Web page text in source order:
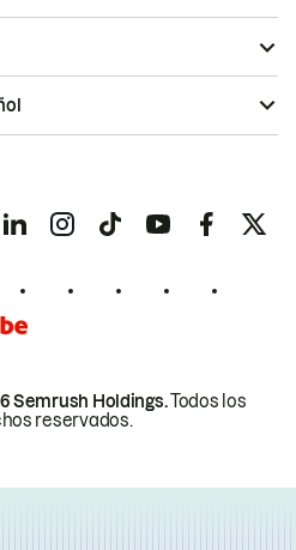
Semrush Holdings.Todos los
reservados.